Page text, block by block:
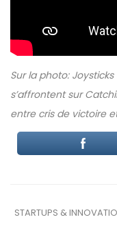
Sur la photo:
s’affrontent sur
entre cris de victoire
STARTUPS &